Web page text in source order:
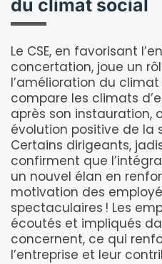
du climat social
Le CSE, en favorisant
concertation, joue un
l’amélioration du climat
compare les climats
après son instauration,
évolution positive de la
Certains dirigeants,
confirment que
un nouvel élan en
motivation des
spectaculaires ! Les
écoutés et impliqués
concernent, ce qui
l’entreprise et leur